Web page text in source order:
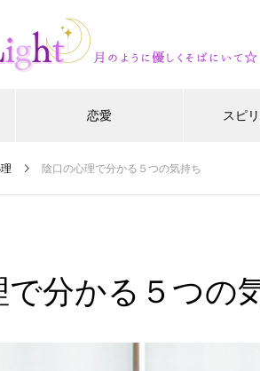
恋愛 スピ
陰口の心理で分かる５つの気持ち
で分かる５つの